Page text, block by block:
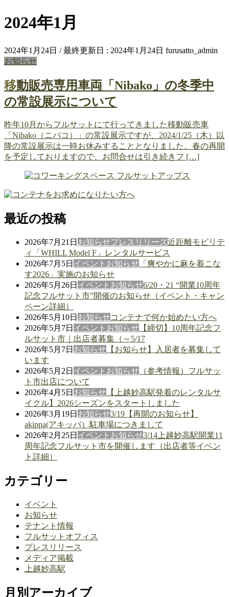
2024年1月
2024年1月24日 / 最終更新日 : 2024年1月24日 furusatto_admin
お知らせ
移動販売専用車両「Nibako」の冬季中
の常設展示について
昨年10月からフルサットにて行ってきました移動販売車
「Nibako（ニバコ）」の常設展示ですが、2024/1/25（木）以
降の常設展示は一時お休みすることとなりました。春の再開
を予定しておりますので、お問合せは引き続きフ […]
最近の投稿
2026年7月21日 お知らせプレスリリース近距離モビリテ
ィ「WHILL Model F」レンタルサービス
2026年7月5日 イベント お知らせ 「爽やかに麻を着こな
す2026」実施のお知らせ
2026年5月26日 イベント お知らせ6/20・21 “開業10周年
記念フルサット市”開催のお知らせ（イベント・キャン
ペーン詳細）
2026年5月10日 お知らせコンテナで何か始めたい方へ
2026年5月7日 イベント お知らせ 【締切】10周年記念フ
ルサット市｜出店者募集（～5/17
2026年5月7日 お知らせ 【お知らせ】入居者を募集して
います
2026年5月2日 イベント お知らせ （参考情報）フルサッ
ト市出店について
2026年4月5日 お知らせ 【上越妙高駅発着のレンタルサ
イクル】2026シーズンをスタートしました
2026年3月19日 お知らせ3/19【再開のお知らせ】
akippa(アキッパ）駐車場につきまして
2026年2月25日 イベント お知らせ3/14上越妙高駅開業11
周年記念フルサット市を開催します（出店者等イベン
ト詳細）
カテゴリー
イベント
お知らせ
テナント情報
フルサットオフィス
プレスリリース
メディア掲載
上越妙高駅
月別アーカイブ